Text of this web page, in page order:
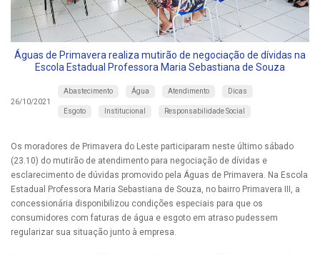
Águas de Primavera realiza mutirão de negociação de dívidas na
Escola Estadual Professora Maria Sebastiana de Souza
26/10/2021
Abastecimento Água Atendimento Dicas
Esgoto Institucional Responsabilidade Social
Os moradores de Primavera do Leste participaram neste último sábado
(23.10) do mutirão de atendimento para negociação de dívidas e
esclarecimento de dúvidas promovido pela Águas de Primavera. Na Escola
Estadual Professora Maria Sebastiana de Souza, no bairro Primavera III, a
concessionária disponibilizou condições especiais para que os
consumidores com faturas de água e esgoto em atraso pudessem
regularizar sua situação junto à empresa.